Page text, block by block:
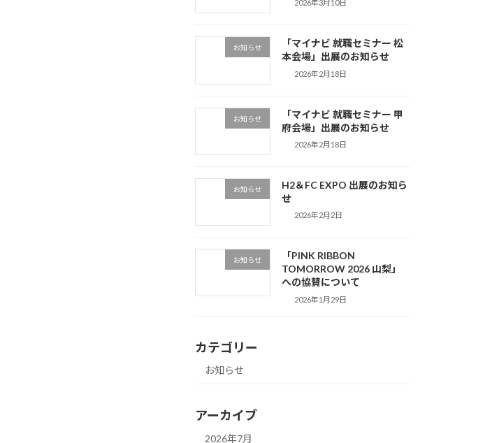
2026年3月10日
お知らせ
「マイナビ 就職セミナー 松
本会場」出展のお知らせ
2026年2月18日
お知らせ
「マイナビ 就職セミナー 甲
府会場」出展のお知らせ
2026年2月18日
お知らせ
H2＆FC EXPO 出展のお知ら
せ
2026年2月2日
お知らせ
「PINK RIBBON
TOMORROW 2026 山梨」
への協賛について
2026年1月29日
カテゴリー
お知らせ
アーカイブ
2026年7月